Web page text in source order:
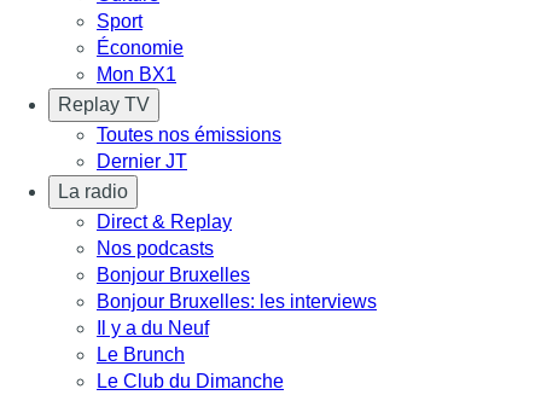
Sport
Économie
Mon BX1
Replay TV
Toutes nos émissions
Dernier JT
La radio
Direct & Replay
Nos podcasts
Bonjour Bruxelles
Bonjour Bruxelles: les interviews
Il y a du Neuf
Le Brunch
Le Club du Dimanche